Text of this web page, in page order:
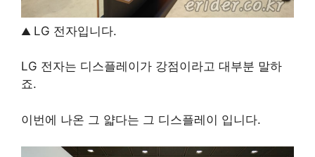
▲ LG 전자입니다.
LG 전자는 디스플레이가 강점이라고 대부분 말하
죠.
이번에 나온 그 얇다는 그 디스플레이 입니다.